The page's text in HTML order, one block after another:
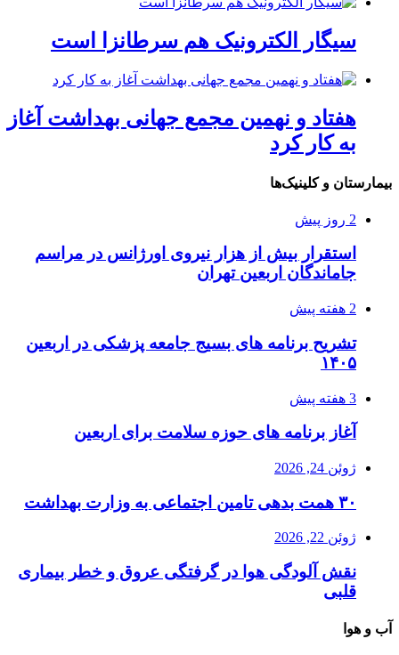
سیگار الکترونیک هم سرطانزا است
هفتاد و نهمین مجمع جهانی بهداشت آغاز
به کار کرد
بیمارستان و کلینیک‌ها
2 روز پیش
استقرار بیش از هزار نیروی اورژانس در مراسم
جاماندگان اربعین تهران
2 هفته پیش
تشریح برنامه های بسیج جامعه پزشکی در اربعین
۱۴۰۵
3 هفته پیش
آغاز برنامه های حوزه سلامت برای اربعین
ژوئن 24, 2026
۳۰ همت بدهی تامین اجتماعی به وزارت بهداشت
ژوئن 22, 2026
نقش آلودگی هوا در گرفتگی عروق و خطر بیماری
قلبی
آب و هوا